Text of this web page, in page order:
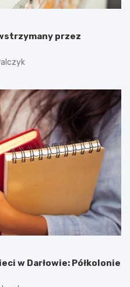
przez
w Darłowie: Półkolonie